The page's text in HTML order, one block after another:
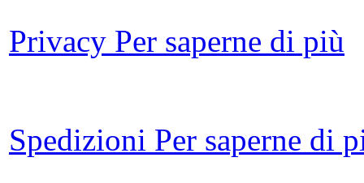
Privacy Per saperne di più
Spedizioni Per saperne di